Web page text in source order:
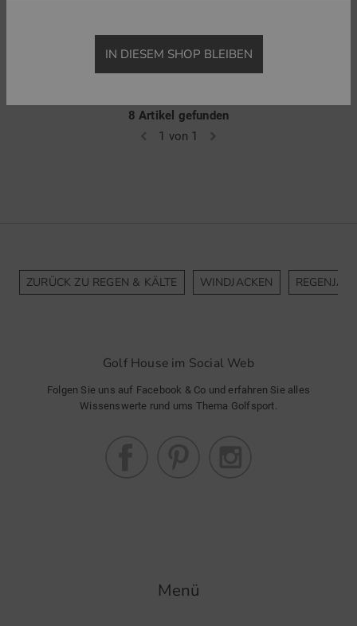
8 Artikel gefunden
1 von 1
ZURÜCK ZU REGEN & KÄLTE WINDJACKEN
Golf House im Social Web
Folgen Sie uns auf Facebook & Co und erfahren Sie alles
Wissenswerte rund ums Thema Golfsport.
Menü
IN DIESEM SHOP BLEIBEN